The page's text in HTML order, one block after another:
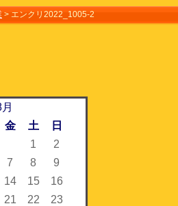
> エンクリ2022_1005-2
金 土 日
1
2
7 8
9
14 15
16
21 22
23